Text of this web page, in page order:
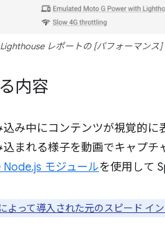
レポートの [パフォーマンス]
内容
み中にコンテンツが視覚的
まれる様子を動画でキャプ
モジュールを使用して
よって導入された元のスピード イ